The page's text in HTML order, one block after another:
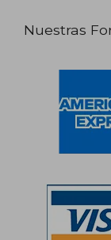
Nuestras